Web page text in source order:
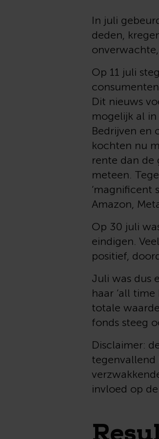
In juli
deden,
Op 11 juli
Dit nieuws
mogelijk al
Bedrijven en
kochten nu
rente dan de
meteen.
‘magnificent
Amazon,
Op 30 juli
eindigen.
positief,
Juli was dus
haar ‘all
totale
fonds steeg
Disclaimer:
invloed op